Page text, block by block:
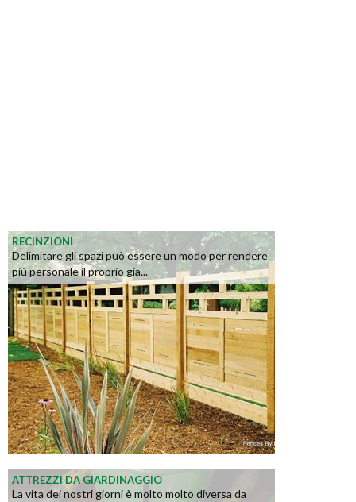
RECINZIONI
Delimitare gli spazi può essere un modo per rendere
più personale il proprio gia...
ATTREZZI DA GIARDINAGGIO
La vita dei nostri giorni è molto molto diversa da